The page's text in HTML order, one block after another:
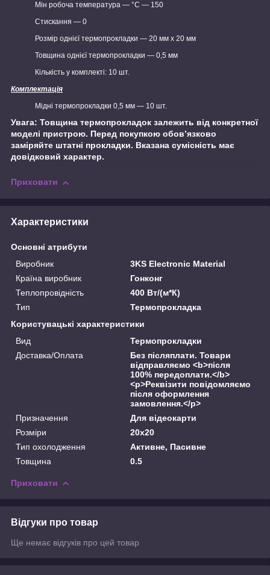
Мін робоча температура — °C — 150
Стискання — 0
Розмір однієї термопрокладки — 20 мм x 20 мм
Товщина однієї термопрокладки — 0,5 мм
Кількість у комплекті: 10 шт.
Комплектація
Мідні термопрокладки 0,5 мм — 10 шт.
Увага: Товщина термопрокладок залежить від конкретної
моделі пристрою. Перед покупкою обов’язково
заміряйте штатні прокладки. Вказана сумісність має
довідковий характер.
Приховати
Характеристики
Основні атрибути
Виробник
3KS Electronic Material
Країна виробник
Гонконг
Теплопровідність
400 Вт/(м*К)
Тип
Термопрокладка
Користувацькі характеристики
Вид
Термопрокладки
Доставка/Оплата
Без післяплати. Товари
відправляємо <b>після
100% передоплати.</b>
<p>Реквізити повідомляємо
після оформлення
замовлення.</p>
Призначення
Для відеокарти
Розміри
20x20
Тип охолодження
Активне, Пасивне
Товщина
0.5
Приховати
Відгуки про товар
Ще немає відгуків про цей товар